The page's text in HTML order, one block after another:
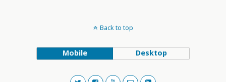
Back to top
Mobile Desktop